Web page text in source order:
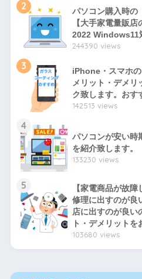
2
パソコン購入時の
【大手家電量販
2022 Windows11
244390 views
3
iPhone・スマホ
メリット・デメリ
ク致します。おす
142513 views
4
パソコンが安い時
を紹介致します。
133230 views
5
【家電商品が故
修理に出すのが良
店に出すのが良い
ト・デメリットを
103680 views